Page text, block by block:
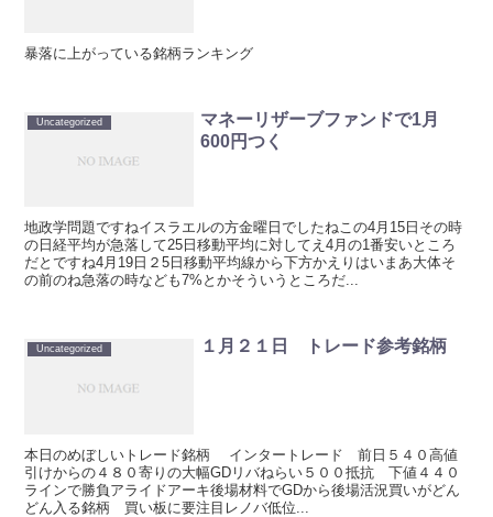
暴落に上がっている銘柄ランキング
Uncategorized
マネーリザーブファンドで1月
600円つく
地政学問題ですねイスラエルの方金曜日でしたねこの4月15日その時
の日経平均が急落して25日移動平均に対してえ4月の1番安いところ
だとですね4月19日２5日移動平均線から下方かえりはいまあ大体そ
の前のね急落の時なども7%とかそういうところだ...
Uncategorized １月２１日 トレード参考銘柄
本日のめぼしいトレード銘柄 インタートレード 前日５４０高値
引けからの４８０寄りの大幅GDリバねらい５００抵抗 下値４４０
ラインで勝負アライドアーキ後場材料でGDから後場活況買いがどん
どん入る銘柄 買い板に要注目レノバ低位...